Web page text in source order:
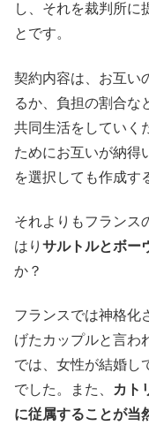
し、それを裁判所に
とです。
契約内容は、お互い
るか、負担の割合な
共同生活をしていく
ためにお互いが納得
を選択しても作成す
それよりもフランス
はり サルトルとボー
か？
フランスでは神格化
げたカップルと言わ
では、女性が結婚し
でした。また、
カト
に従属することが当